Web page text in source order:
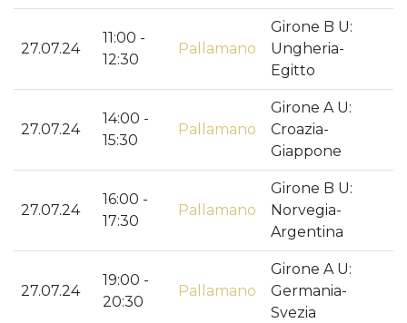
27.07.24
11:00 -
12:30
Pallamano
Girone B U:
Ungheria-
Egitto
27.07.24
14:00 -
15:30
Pallamano
Girone A U:
Croazia-
Giappone
27.07.24
16:00 -
17:30
Pallamano
Girone B U:
Norvegia-
Argentina
27.07.24
19:00 -
20:30
Pallamano
Girone A U:
Germania-
Svezia